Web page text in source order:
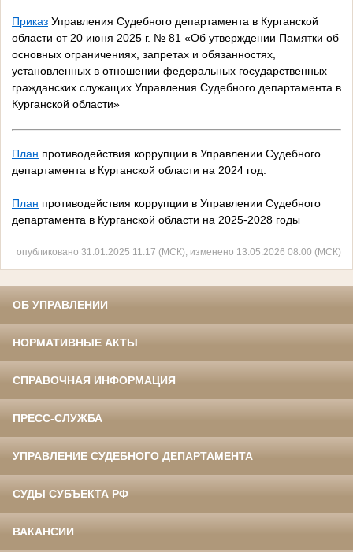
Приказ Управления Судебного департамента в Курганской
области от 20 июня 2025 г. № 81 «Об утверждении Памятки об
основных ограничениях, запретах и обязанностях,
установленных в отношении федеральных государственных
гражданских служащих Управления Судебного департамента в
Курганской области»
План противодействия коррупции в Управлении Судебного
департамента в Курганской области на 2024 год.
План противодействия коррупции в Управлении Судебного
департамента в Курганской области на 2025-2028 годы
опубликовано 31.01.2025 11:17 (МСК), изменено 13.05.2026 08:00 (МСК)
ОБ УПРАВЛЕНИИ
НОРМАТИВНЫЕ АКТЫ
СПРАВОЧНАЯ ИНФОРМАЦИЯ
ПРЕСС-СЛУЖБА
УПРАВЛЕНИЕ СУДЕБНОГО ДЕПАРТАМЕНТА
СУДЫ СУБЪЕКТА РФ
ВАКАНСИИ